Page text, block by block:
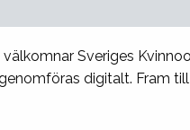
välkomnar Sveriges
digitalt. Fram